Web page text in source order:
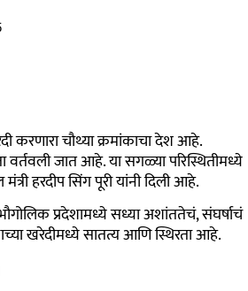
करणारा चौथ्या क्रमांकाचा देश आहे.
वर्तवली जात आहे. या सगळ्या परिस्थितीमध्ये
हरदीप सिंग पूरी यांनी दिली आहे.
प्रदेशामध्ये सध्या अशांततेचं, संघर्षाचं
खरेदीमध्ये सातत्य आणि स्थिरता आहे.